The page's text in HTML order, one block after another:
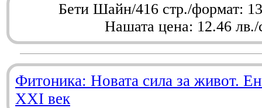
Бети Шайн/416 стр./формат:
Нашата цена: 12.46 лв./
Фитоника: Новата сила за живот.
XXI век